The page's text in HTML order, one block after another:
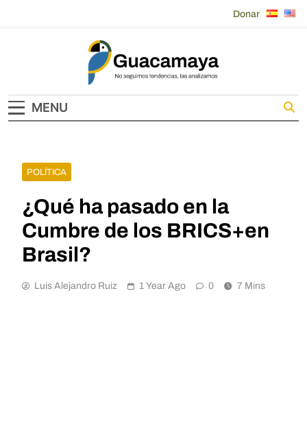
Donar
Guacamaya
MENU
POLÍTICA
¿Qué ha pasado en la
Cumbre de los BRICS+en
Brasil?
Luis Alejandro Ruiz 1 Year Ago 0 7 Mins